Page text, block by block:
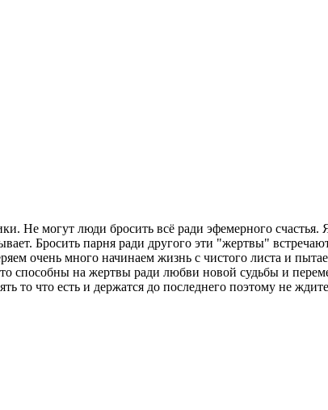
Не могут люди бросить всё ради эфемерного
Бросить парня ради другого эти "жертвы"
очень много начинаем жизнь с чистого листа и
способны на жертвы ради любви новой судьбы и
то что есть и держатся до последнего поэтому не